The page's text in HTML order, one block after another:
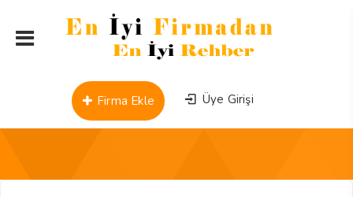
Üye Girişi
Firma Ekle